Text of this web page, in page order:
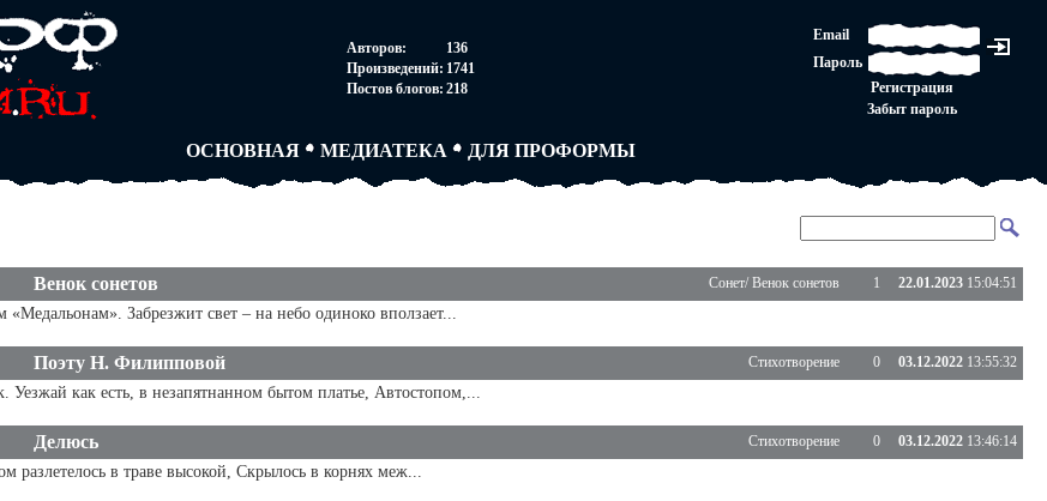
Авторов:
136
Произведений: 1741
Постов блогов: 218
Email
Пароль
Регистрация
Забыт пароль
ОСНОВНАЯ МЕДИАТЕКА
ПАРТНЕРСТВО
ТВОРЧЕСКИЕ ГРУППЫ
ДЛЯ ПРОФОРМЫ
АВТОРСКОЕ ПРАВО
Венок сонетов Сонет/ Венок сонетов 1 22.01.2023 15:04:51
Забрезжит свет – на небо одиноко вползает...
Поэту Н. Филипповой Стихотворение 0 03.12.2022 13:55:32
как есть, в незапятнанном бытом платье, Автостопом,...
Делюсь Стихотворение 0 03.12.2022 13:46:14
разлетелось в траве высокой, Скрылось в корнях меж...